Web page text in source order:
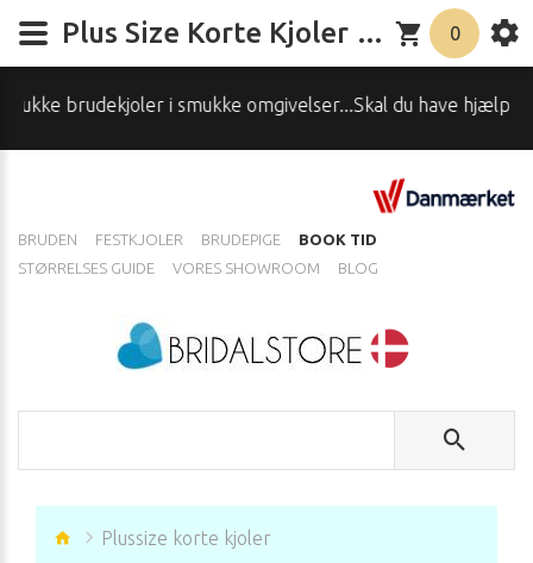
omgivelser...Skal du have hjælp, spørg os - Ring
BRUDEN FESTKJOLER BRUDEPIGE
BOOK TID
STØRRELSES GUIDE
VORES SHOWROOM BLOG
0
Plussize korte kjoler
Plus Size Korte Kjoler – Smukke Kurver & Trendy Styles | Bridalstore.dk